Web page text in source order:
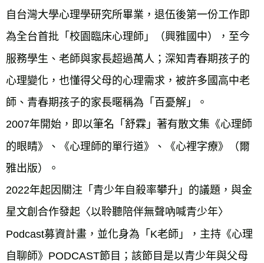
自台灣大學心理學研究所畢業，退伍後第一份工作即
為全台首批「校園臨床心理師」（興雅國中），至今
服務學生、老師與家長超過萬人；深知青春期孩子的
心理變化，也懂得父母的心理需求，被許多國高中老
師、青春期孩子的家長暱稱為「百憂解」。
2007年開始，即以筆名「舒霖」著有散文集《心理師
的眼睛》、《心理師的單行道》、《心裡字療》（爾
雅出版）。
2022年起因關注「青少年自殺率攀升」的議題，與金
星文創合作發起〈以聆聽陪伴無聲吶喊青少年〉
Podcast募資計畫，並化身為「K老師」，主持《心理
自聊師》PODCAST節目；該節目是以青少年與父母